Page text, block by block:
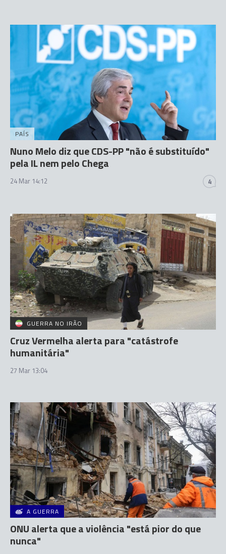
PAÍS
Nuno Melo diz que CDS-PP "não é substituído"
pela IL nem pelo Chega
24 Mar 14:12 4
GUERRA NO IRÃO
Cruz Vermelha alerta para "catástrofe
humanitária"
27 Mar 13:04
A GUERRA
ONU alerta que a violência "está pior do que
nunca"